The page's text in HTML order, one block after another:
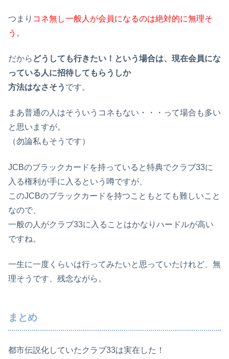
つまり コネ無し一般人が会員になるのは絶対的に無理そ
う。
だから どうしても行きたい！という場合は、現在会員にな
っている人に招待してもらうしか
方法はなさそう です。
まあ普通の人はそういうコネもない・・・って場合も多い
と思いますが。
（勿論私もそうです）
JCBのブラックカードを持っていると特典でクラブ33に
入る権利が手に入るという噂ですが、
このJCBのブラックカードを持つこともとても難しいこと
なので、
一般の人がクラブ33に入ることはかなりハードルが高い
ですね。
一生に一度くらいは行ってみたいと思っていたけれど、無
理そうです、残念ながら。
まとめ
都市伝説化していたクラブ33は実在した！